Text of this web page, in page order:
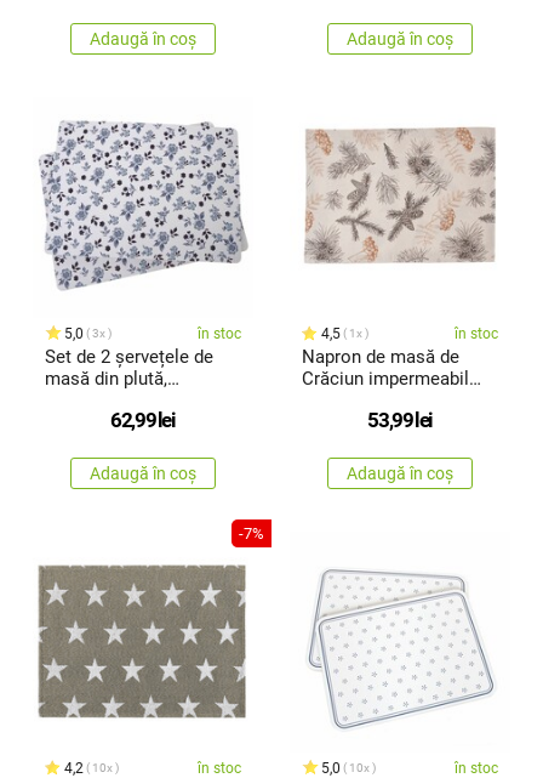
Adaugă în coș Adaugă în coș
5,0 3x în stoc
Set de 2 șervețele de
masă din plută,
62,99 lei
Adaugă în coș
4,5 1x în stoc
Napron de masă de
Crăciun impermeabil
53,99 lei
Adaugă în coș
-7%
4,2 10x în stoc 5,0 10x în stoc